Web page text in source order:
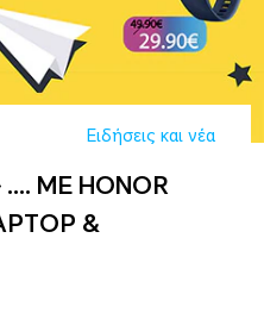
Ειδήσεις και νέα
ME HONOR
&